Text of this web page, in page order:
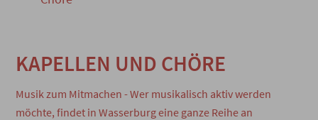
KAPELLEN UND CHÖRE
Musik zum Mitmachen - Wer musikalisch aktiv werden
möchte, findet in Wasserburg eine ganze Reihe an